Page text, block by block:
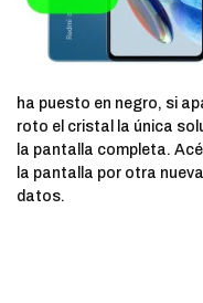
ha puesto en negro, si
roto el cristal la única
la pantalla completa.
la pantalla por otra
datos.